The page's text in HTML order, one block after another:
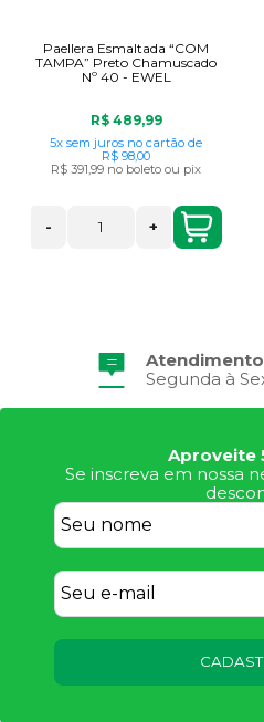
Paellera Esmaltada “COM
TAMPA” Preto Chamuscado
Nº 40 - EWEL
R$ 489,99
5x sem juros no cartão de
R$ 98,00
R$ 391,99 no boleto ou pix
- +
Atendimento
Segunda à
Aproveite
Se inscreva em nossa